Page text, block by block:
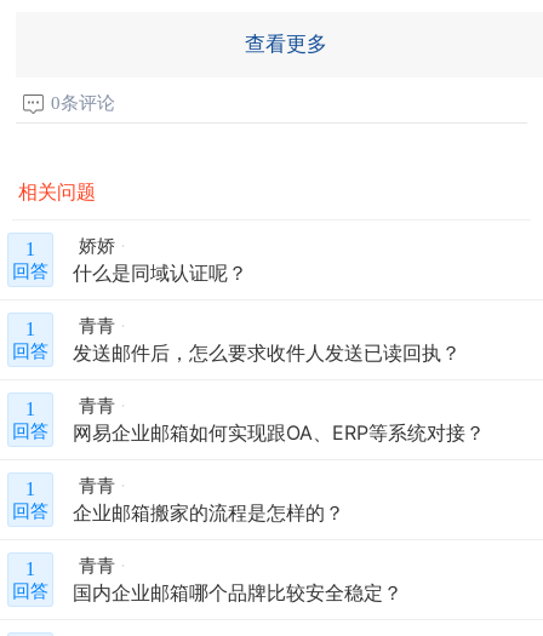
查看更多
0条评论
相关问题
1
回答
娇娇
什么是同域认证呢？
1
回答
青青
发送邮件后，怎么要求收件人发送已读回执？
1
回答
青青
网易企业邮箱如何实现跟OA、ERP等系统对接？
1
回答
青青
企业邮箱搬家的流程是怎样的？
1
回答
青青
国内企业邮箱哪个品牌比较安全稳定？